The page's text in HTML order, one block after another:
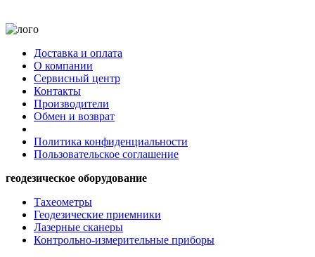
Доставка и оплата
О компании
Сервисный центр
Контакты
Производители
Обмен и возврат
Политика конфиденциальности
Пользовательское соглашение
геодезическое оборудование
Тахеометры
Геодезические приемники
Лазерные сканеры
Контрольно-измерительные приборы